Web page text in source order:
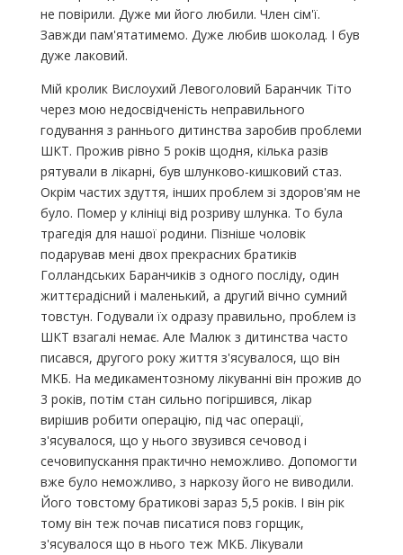
не повірили. Дуже ми його любили. Член сім'ї.
Завжди пам'ятатимемо. Дуже любив шоколад. І був
дуже лаковий.
Мій кролик Вислоухий Левоголовий Баранчик Тіто
через мою недосвідченість неправильного
годування з раннього дитинства заробив проблеми
ШКТ. Прожив рівно 5 років щодня, кілька разів
рятували в лікарні, був шлунково-кишковий стаз.
Окрім частих здуття, інших проблем зі здоров'ям не
було. Помер у клініці від розриву шлунка. То була
трагедія для нашої родини. Пізніше чоловік
подарував мені двох прекрасних братиків
Голландських Баранчиків з одного посліду, один
життєрадісний і маленький, а другий вічно сумний
товстун. Годували їх одразу правильно, проблем із
ШКТ взагалі немає. Але Малюк з дитинства часто
писався, другого року життя з'ясувалося, що він
МКБ. На медикаментозному лікуванні він прожив до
3 років, потім стан сильно погіршився, лікар
вирішив робити операцію, під час операції,
з'ясувалося, що у нього звузився сечовод і
сечовипускання практично неможливо. Допомогти
вже було неможливо, з наркозу його не виводили.
Його товстому братикові зараз 5,5 років. І він рік
тому він теж почав писатися повз горщик,
з'ясувалося що в нього теж МКБ. Лікували